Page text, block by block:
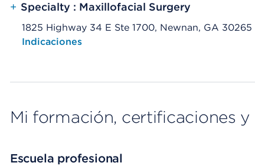
+ Specialty : Maxillofacial Surgery
1825 Highway 34 E Ste 1700, Newnan, GA 30265
Opens native map application on mobile devices
Indicaciones
Mi formación, certificaciones y
Escuela profesional